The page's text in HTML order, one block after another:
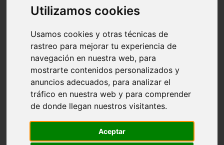
Utilizamos cookies
Usamos cookies y otras técnicas de
rastreo para mejorar tu experiencia de
navegación en nuestra web, para
mostrarte contenidos personalizados y
anuncios adecuados, para analizar el
tráfico en nuestra web y para comprender
de donde llegan nuestros visitantes.
Aceptar
Cantabria - suances
Sevilla - bormujos
Málaga - júzcar
Huesca - alquézar
Huesca - castejón-de-sos
Lleida - alt-àneu
Córdoba - almedinilla
Navarra - zangoza
Cantabria - arenas-de-iguña
Barcelona - la-pobla-de-lillet
Murcia - cartagena
Madrid - nuevo-baztán